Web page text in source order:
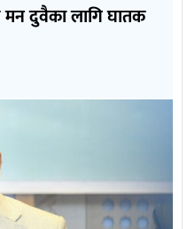
दुवैका लागि घातक